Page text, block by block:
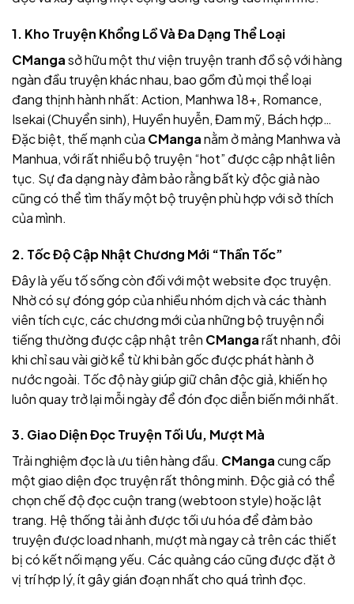
1. Kho Truyện Khổng Lồ Và Đa Dạng Thể Loại
CMangasở hữu một thư viện truyện tranh đồ sộ với hàng
ngàn đầu truyện khác nhau, bao gồm đủ mọi thể loại
đang thịnh hành nhất: Action, Manhwa 18+, Romance,
Isekai (Chuyển sinh), Huyền huyễn, Đam mỹ, Bách hợp…
Đặc biệt, thế mạnh của CManganằm ở mảng Manhwa và
Manhua, với rất nhiều bộ truyện “hot” được cập nhật liên
tục. Sự đa dạng này đảm bảo rằng bất kỳ độc giả nào
cũng có thể tìm thấy một bộ truyện phù hợp với sở thích
của mình.
2. Tốc Độ Cập Nhật Chương Mới “Thần Tốc”
Đây là yếu tố sống còn đối với một website đọc truyện.
Nhờ có sự đóng góp của nhiều nhóm dịch và các thành
viên tích cực, các chương mới của những bộ truyện nổi
tiếng thường được cập nhật trên CMangarất nhanh, đôi
khi chỉ sau vài giờ kể từ khi bản gốc được phát hành ở
nước ngoài. Tốc độ này giúp giữ chân độc giả, khiến họ
luôn quay trở lại mỗi ngày để đón đọc diễn biến mới nhất.
3. Giao Diện Đọc Truyện Tối Ưu, Mượt Mà
Trải nghiệm đọc là ưu tiên hàng đầu. CMangacung cấp
một giao diện đọc truyện rất thông minh. Độc giả có thể
chọn chế độ đọc cuộn trang (webtoon style) hoặc lật
trang. Hệ thống tải ảnh được tối ưu hóa để đảm bảo
truyện được load nhanh, mượt mà ngay cả trên các thiết
bị có kết nối mạng yếu. Các quảng cáo cũng được đặt ở
vị trí hợp lý, ít gây gián đoạn nhất cho quá trình đọc.